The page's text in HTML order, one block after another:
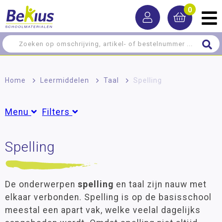
0
Home > Leermiddelen > Taal > Spelling
Menu Filters
Taal
Woordenschat
Spelling
NT2 - Nederlands als tweede taal
Groepen
Groep 2
Groep 3(21)
Groep 4(32)
Groep 5(29)
Groep 6 (21)
Groep 7(20)
Spelling
De onderwerpen spelling en taal zijn nauw met
elkaar verbonden. Spelling is op de basisschool
meestal een apart vak, welke veelal dagelijks